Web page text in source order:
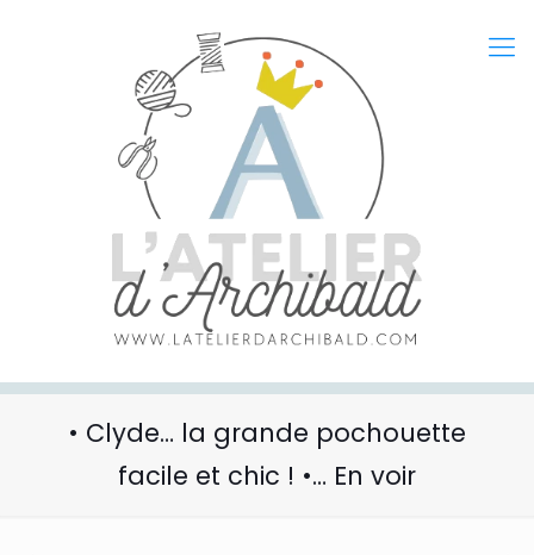
• Clyde… la grande pochouette
facile et chic ! •… En voir